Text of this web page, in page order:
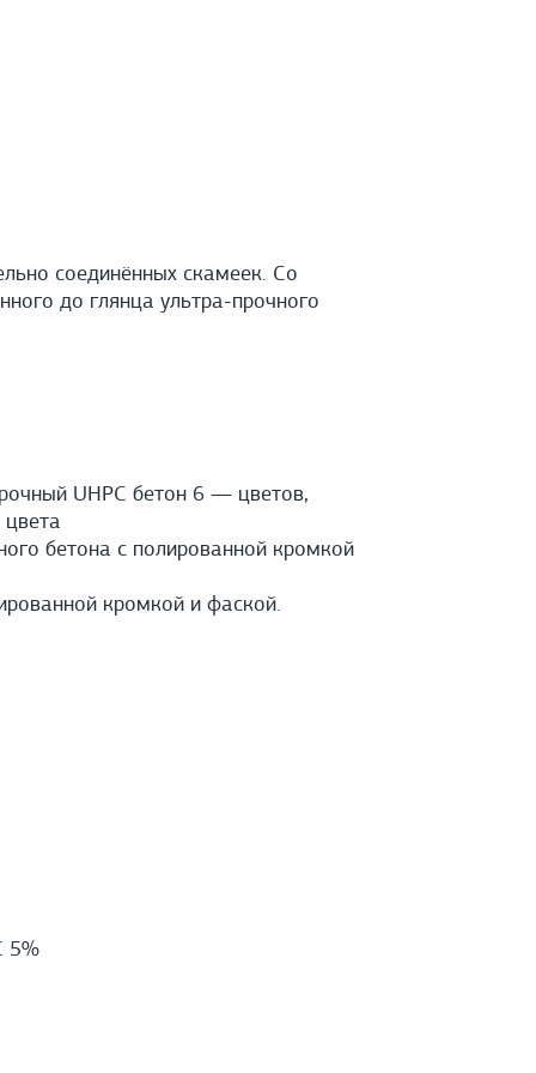
соединённых скамеек. Со
до глянца ультра-прочного
UHPС бетон 6 — цветов,
бетона с полированной кромкой
кромкой и фаской.
5%